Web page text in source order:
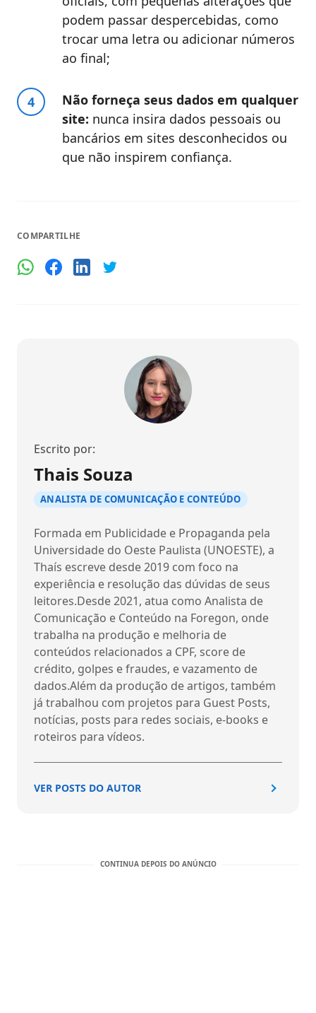
podem passar despercebidas, como
trocar uma letra ou adicionar números
ao final;
Não forneça seus dados em qualquer
site: nunca insira dados pessoais ou
bancários em sites desconhecidos ou
que não inspirem confiança.
COMPARTILHE
Escrito por:
Thais Souza
ANALISTA DE COMUNICAÇÃO E CONTEÚDO
Formada em Publicidade e Propaganda pela
Universidade do Oeste Paulista (UNOESTE), a
Thaís escreve desde 2019 com foco na
experiência e resolução das dúvidas de seus
leitores.Desde 2021, atua como Analista de
Comunicação e Conteúdo na Foregon, onde
trabalha na produção e melhoria de
conteúdos relacionados a CPF, score de
crédito, golpes e fraudes, e vazamento de
dados.Além da produção de artigos, também
já trabalhou com projetos para Guest Posts,
notícias, posts para redes sociais, e-books e
roteiros para vídeos.
VER POSTS DO AUTOR